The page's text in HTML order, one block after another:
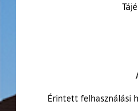
Érintett felhasználási